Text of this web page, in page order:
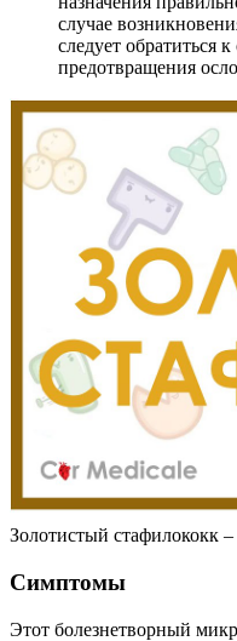
случае
следует обратиться
предотвращения
Золотистый стафилококк
Симптомы
Этот болезнетворный